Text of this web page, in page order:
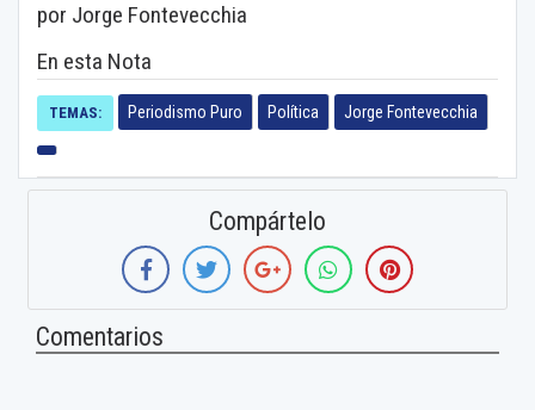
por Jorge Fontevecchia
En esta Nota
TEMAS: Periodismo Puro Política Jorge Fontevecchia
Compártelo
Comentarios